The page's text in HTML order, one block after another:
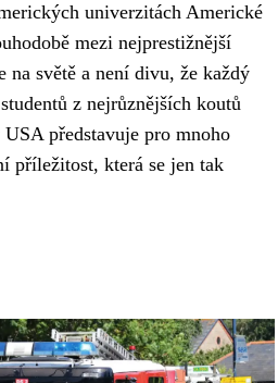
univerzitách Americké
mezi nejprestižnější
na světě a není divu, že každý
z nejrůznějších koutů
představuje pro mnoho
příležitost, která se jen tak